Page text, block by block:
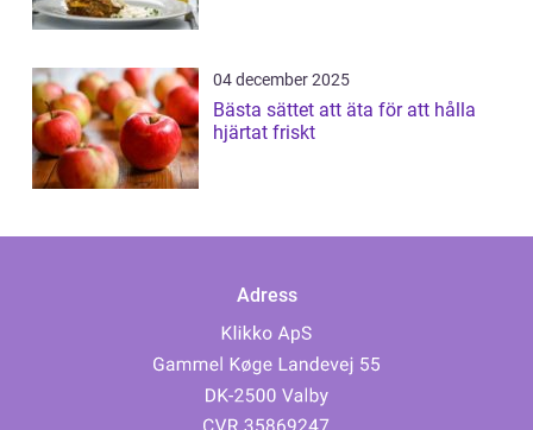
04 december 2025
Bästa sättet att äta för att hålla
hjärtat friskt
Adress